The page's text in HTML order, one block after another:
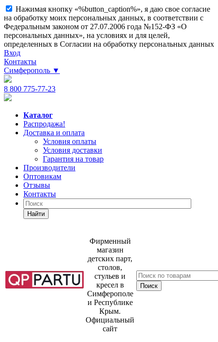
Нажимая кнопку «%button_caption%», я даю свое согласие
на обработку моих персональных данных, в соответствии с
Федеральным законом от 27.07.2006 года №152-ФЗ «О
персональных данных», на условиях и для целей,
определенных в Согласии на обработку персональных данных
Вход
Контакты
Симферополь ▼
8 800 775-77-23
Каталог
Распродажа!
Доставка и оплата
Условия оплаты
Условия доставки
Гарантия на товар
Производители
Оптовикам
Отзывы
Контакты
Найти
Фирменный
магазин
детских парт,
столов,
стульев и
кресел в
Симферополе
и Республике
Крым.
Официальный
сайт